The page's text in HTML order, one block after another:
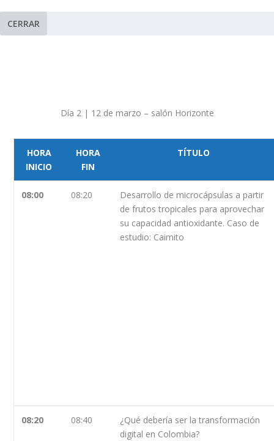
CERRAR
Día 2 | 12 de marzo – salón Horizonte
HORA
INICIO
HORA
FIN
TÍTULO
08:00 08:20
Desarrollo de microcápsulas a partir
de frutos tropicales para aprovechar
su capacidad antioxidante. Caso de
estudio: Caimito
08:20 08:40
¿Qué debería ser la transformación
digital en Colombia?